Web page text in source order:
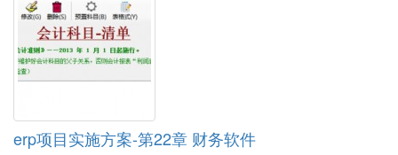
erp项目实施方案-第22章 财务软件